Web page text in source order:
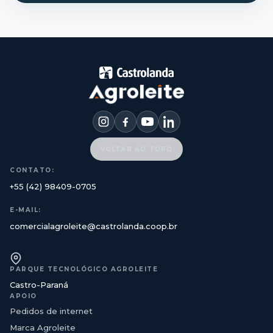
CONTATO:
+55 (42) 98409-0705
E-MAIL:
comercialagroleite@castrolanda.coop.br
PARQUE TECNOLÓGICO AGROLEITE
Castro-Paraná
APOIO
Pedidos de internet
Marca Agroleite